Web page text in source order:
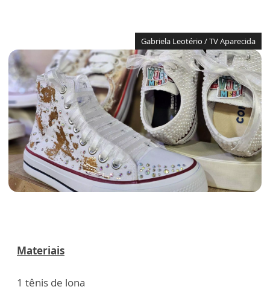
Gabriela Leotério / TV Aparecida
Materiais
1 tênis de lona